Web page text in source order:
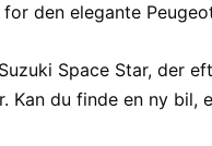
den elegante
Space Star, der
Kan du finde en ny bil,